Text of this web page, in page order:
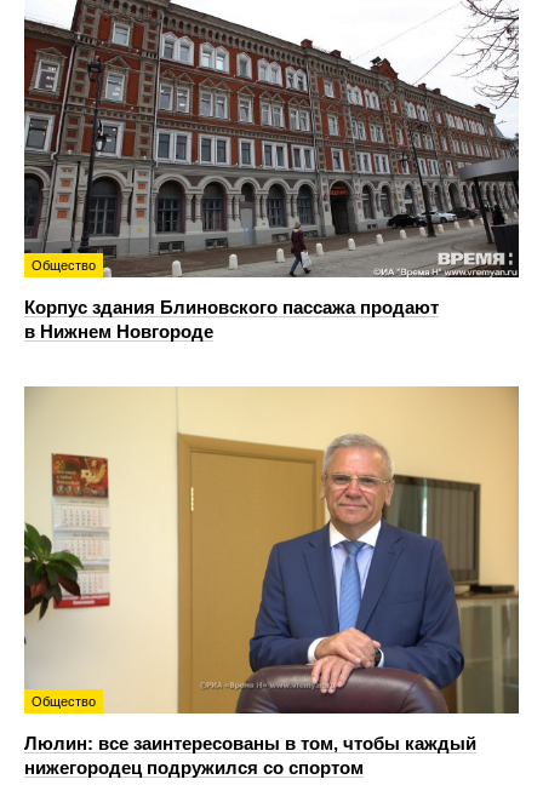
Общество
Корпус здания Блиновского пассажа продают
в Нижнем Новгороде
Общество
Люлин: все заинтересованы в том, чтобы каждый
нижегородец подружился со спортом